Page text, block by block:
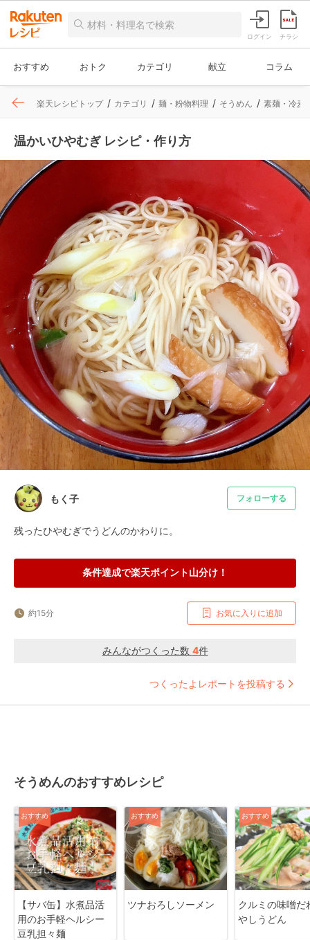
ログイン チラシ
おすすめ おトク カテゴリ 献立 コラム
楽天レシピトップ カテゴリ 麺・粉物料理 そうめん 素麺・冷麦
温かいひやむぎ レシピ・作り方
もく子 フォローする
残ったひやむぎでうどんのかわりに。
条件達成で楽天ポイント山分け！
約15分 お気に入りに追加
みんながつくった数 4件
つくったよレポートを投稿する
そうめんのおすすめレシピ
おすすめ
【サバ缶】水煮品活
用のお手軽ヘルシー
豆乳担々麺
おすすめ
ツナおろしソーメン
おすすめ
クルミの味噌だ
やしうどん